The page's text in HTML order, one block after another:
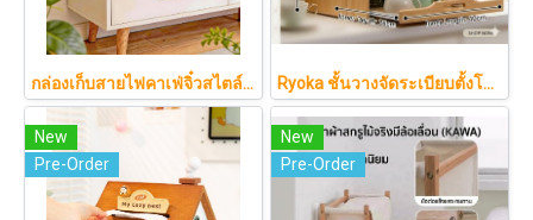
กล่องเก็บสายไฟคาเฟ่จิ๋วสไตล์ญี่ปุ่นมินิมอล ซ่อนเร้าเตอร์และปลั๊กไฟให้ห้องดูละมุนเหมือนยกคาเฟ่จากโตเกียวมาไว้ที่บ้าน Ryoka ชั้นวางจัดระเบียบตั้งโต๊ะ 2 ชั้น สไตล์มินิมอล-ญี่ปุ่น ลิ้นชักเลื่อน ลิ้นชักเก็บแก้ว วัสดุไม้ธรรมชาติ ไม่ต้องประกอบ ประหยัดพื้นที่เคาน์เตอร์
New
Pre-Order
New
Pre-Order